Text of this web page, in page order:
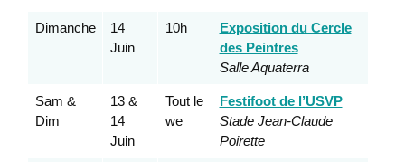
Dimanche
14
Juin
10h
Exposition du Cercle
des Peintres
Salle Aquaterra
Sam &
Dim
13 &
14
Juin
Tout le
we
Festifoot de l’USVP
Stade Jean-Claude
Poirette